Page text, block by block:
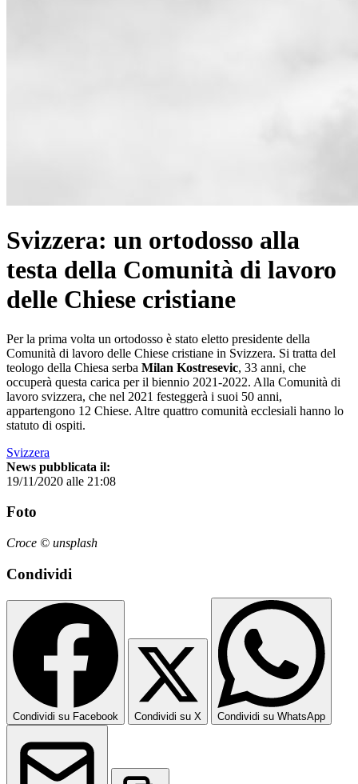
Svizzera: un ortodosso alla
testa della Comunità di lavoro
delle Chiese cristiane
Per la prima volta un ortodosso è stato eletto presidente della
Comunità di lavoro delle Chiese cristiane in Svizzera. Si tratta del
teologo della Chiesa serba Milan Kostresevic, 33 anni, che
occuperà questa carica per il biennio 2021-2022. Alla Comunità di
lavoro svizzera, che nel 2021 festeggerà i suoi 50 anni,
appartengono 12 Chiese. Altre quattro comunità ecclesiali hanno lo
statuto di ospiti.
Svizzera
News pubblicata il:
19/11/2020 alle 21:08
Foto
Croce © unsplash
Condividi
Condividi su Facebook Condividi su X Condividi su WhatsApp